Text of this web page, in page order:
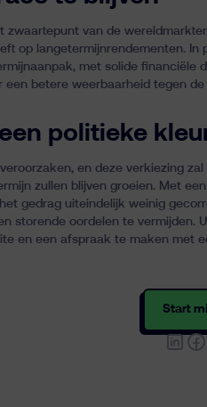
zwaartepunt van de
op langetermijnrendementen.
met solide financiële
een betere weerbaarheid tegen
politieke
en deze verkiezing
zullen blijven groeien. Met
gedrag uiteindelijk weinig
storende oordelen te vermijden.
en een afspraak te maken met
Start